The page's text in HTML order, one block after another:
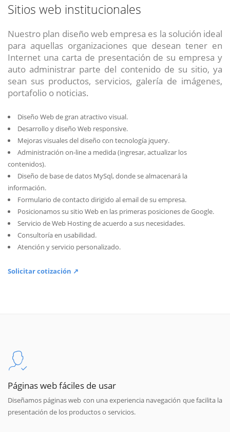
Sitios web institucionales
Nuestro plan diseño web empresa es la solución ideal
para aquellas organizaciones que desean tener en
Internet una carta de presentación de su empresa y
auto administrar parte del contenido de su sitio, ya
sean sus productos, servicios, galería de imágenes,
portafolio o noticias.
Diseño Web de gran atractivo visual.
Desarrollo y diseño Web responsive.
Mejoras visuales del diseño con tecnología jquery.
Administración on-line a medida (ingresar, actualizar los
contenidos).
Diseño de base de datos MySql, donde se almacenará la
información.
Formulario de contacto dirigido al email de su empresa.
Posicionamos su sitio Web en las primeras posiciones de Google.
Servicio de Web Hosting de acuerdo a sus necesidades.
Consultoría en usabilidad.
Atención y servicio personalizado.
Solicitar cotización ↗
Páginas web fáciles de usar
Diseñamos páginas web con una experiencia navegación que facilita la
presentación de los productos o servicios.